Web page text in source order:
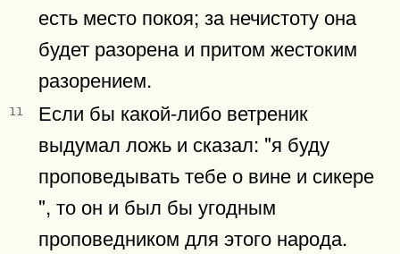
есть место покоя; за нечистоту она
будет разорена и притом жестоким
разорением.
11
Если бы какой-либо ветреник
выдумал ложь и сказал: "я буду
проповедывать тебе о вине и сикере
", то он и был бы угодным
проповедником для этого народа.